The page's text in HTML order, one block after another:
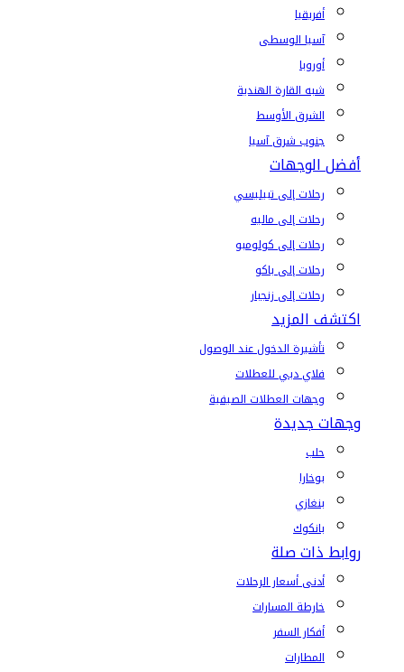
أفريقيا
آسيا الوسطى
أوروبا
شبه القارة الهندية
الشرق الأوسط
جنوب شرق آسيا
أفضل الوجهات
رحلات إلى تبيليسي
رحلات إلى ماليه
رحلات إلى كولومبو
رحلات إلى باكو
رحلات إلى زنجبار
اكتشف المزيد
تأشيرة الدخول عند الوصول
فلاي دبي للعطلات
وجهات العطلات الصيفية
وجهات جديدة
حلب
بوخارا
بنغازي
بانكوك
روابط ذات صلة
أدنى أسعار الرحلات
خارطة المسارات
أفكار السفر
المطارات